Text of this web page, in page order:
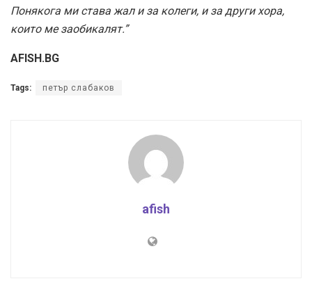
Понякога ми става жал и за колеги, и за други хора,
които ме заобикалят.”
AFISH.BG
Tags: петър слабаков
afish